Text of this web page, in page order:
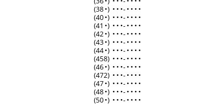
(38•) • • •- • • • •
(40•) • • •- • • • •
(41 •) • • •- • • • •
(42•) • • •- • • • •
(43•) • • •- • • • •
(44•) • • •- • • • •
(458) • • •- • • • •
(46•) • • •- • • • •
(472) • • •- • • • •
(47•) • • •- • • • •
(48•) • • •- • • • •
(50•) • • •- • • • •